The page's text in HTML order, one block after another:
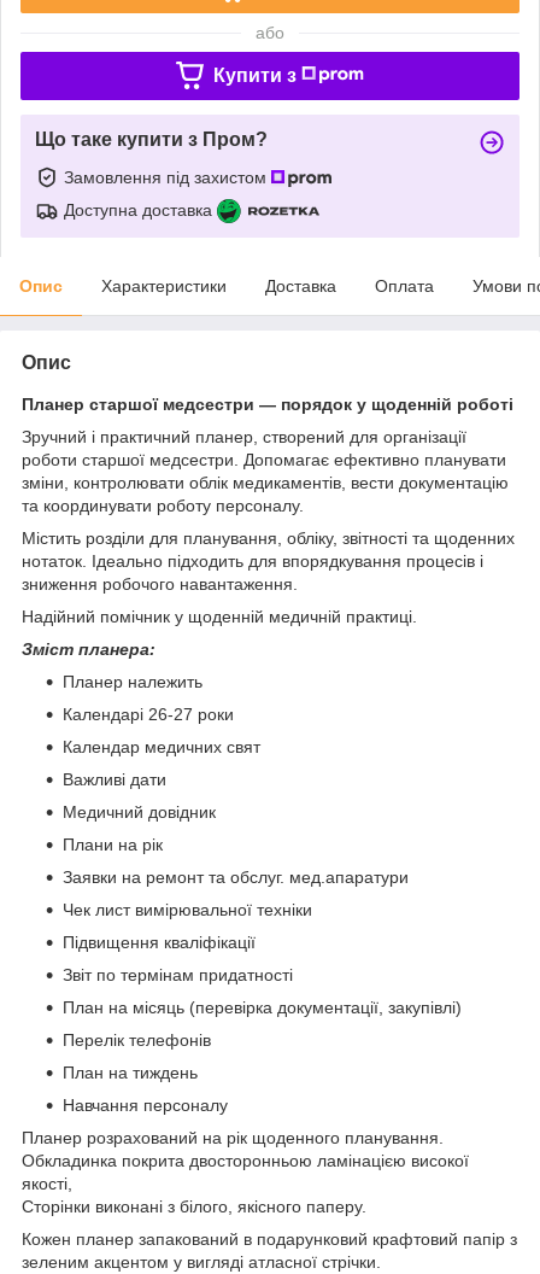
або
Купити з
Що таке купити з Пром?
Замовлення під захистом
Доступна доставка
Опис Характеристики Доставка Оплата Умови
Опис
Планер старшої медсестри — порядок у щоденній роботі
Зручний і практичний планер, створений для організації
роботи старшої медсестри. Допомагає ефективно планувати
зміни, контролювати облік медикаментів, вести документацію
та координувати роботу персоналу.
Містить розділи для планування, обліку, звітності та щоденних
нотаток. Ідеально підходить для впорядкування процесів і
зниження робочого навантаження.
Надійний помічник у щоденній медичній практиці.
Зміст планера:
Планер належить
Календарі 26-27 роки
Календар медичних свят
Важливі дати
Медичний довідник
Плани на рік
Заявки на ремонт та обслуг. мед.апаратури
Чек лист вимірювальної техніки
Підвищення кваліфікації
Звіт по термінам придатності
План на місяць (перевірка документації, закупівлі)
Перелік телефонів
План на тиждень
Навчання персоналу
Планер розрахований на рік щоденного планування.
Обкладинка покрита двосторонньою ламінацією високої
якості,
Сторінки виконані з білого, якісного паперу.
Кожен планер запакований в подарунковий крафтовий папір з
зеленим акцентом у вигляді атласної стрічки.